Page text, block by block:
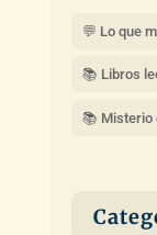
💬 Lo que
📚 Libros
📚 Misterio